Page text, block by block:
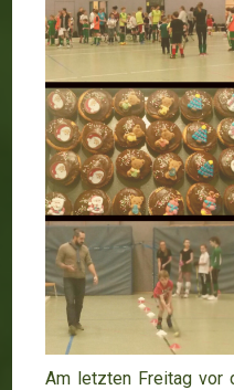
Am letzten Freitag vor